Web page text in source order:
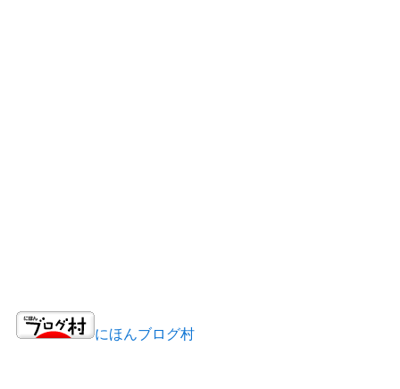
にほんブログ村